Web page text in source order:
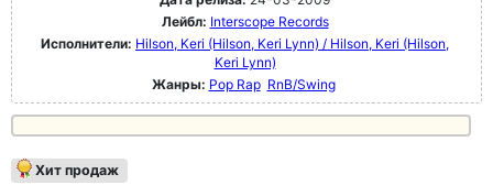
Лейбл: Interscope Records
Исполнители: Hilson, Keri (Hilson, Keri Lynn) / Hilson, Keri (Hilson,
Keri Lynn)
Жанры: Pop Rap RnB/Swing
Хит продаж